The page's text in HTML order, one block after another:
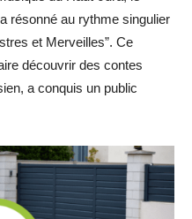
résonné au rythme singulier
et Merveilles”. Ce
découvrir des contes
a conquis un public